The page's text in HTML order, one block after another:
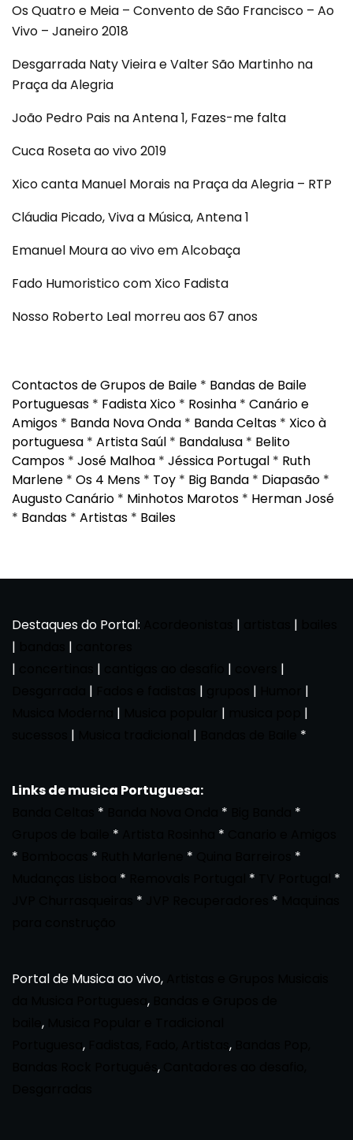
Os Quatro e Meia – Convento de São Francisco – Ao
Vivo – Janeiro 2018
Desgarrada Naty Vieira e Valter São Martinho na
Praça da Alegria
João Pedro Pais na Antena 1, Fazes-me falta
Cuca Roseta ao vivo 2019
Xico canta Manuel Morais na Praça da Alegria – RTP
Cláudia Picado, Viva a Música, Antena 1
Emanuel Moura ao vivo em Alcobaça
Fado Humoristico com Xico Fadista
Nosso Roberto Leal morreu aos 67 anos
Contactos de Grupos de Baile * Bandas de Baile
Portuguesas * Fadista Xico * Rosinha * Canário e
Amigos * Banda Nova Onda * Banda Celtas * Xico à
portuguesa * Artista Saúl * Bandalusa * Belito
Campos * José Malhoa * Jéssica Portugal * Ruth
Marlene * Os 4 Mens * Toy * Big Banda * Diapasão *
Augusto Canário * Minhotos Marotos * Herman José
* Bandas * Artistas * Bailes
Destaques do Portal: | |
|
|
|
| |
|
| | |
|
| |
|
| | *
Links de musica Portuguesa:
* *
*
* *
*
* *
*
* *
*
* *
Portal de Musica ao vivo,
,
,
, ,
,